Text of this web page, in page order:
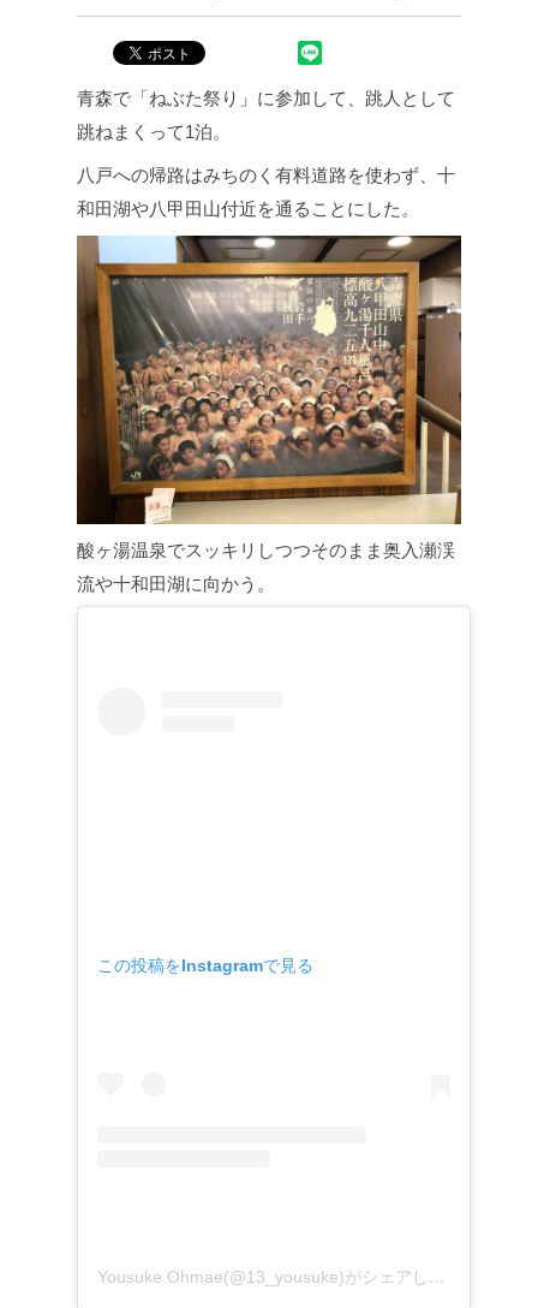
青森で「ねぶた祭り」に参加して、跳人として
跳ねまくって1泊。
八戸への帰路はみちのく有料道路を使わず、十
和田湖や八甲田山付近を通ることにした。
酸ヶ湯温泉でスッキリしつつそのまま奥入瀬渓
流や十和田湖に向かう。
この投稿をInstagramで見る
Yousuke Ohmae(@13_yousuke)がシェアした投稿